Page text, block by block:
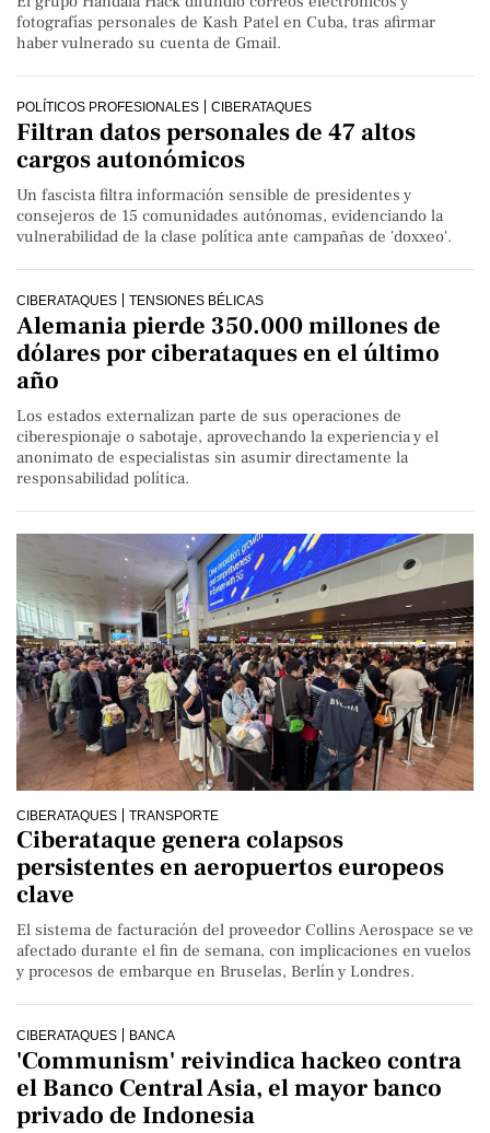
fotografías personales de Kash Patel en Cuba, tras afirmar
haber vulnerado su cuenta de Gmail.
POLÍTICOS PROFESIONALES CIBERATAQUES
Filtran datos personales de 47 altos
cargos autonómicos
Un fascista filtra información sensible de presidentes y
consejeros de 15 comunidades autónomas, evidenciando la
vulnerabilidad de la clase política ante campañas de 'doxxeo'.
CIBERATAQUES TENSIONES BÉLICAS
Alemania pierde 350.000 millones de
dólares por ciberataques en el último
año
Los estados externalizan parte de sus operaciones de
ciberespionaje o sabotaje, aprovechando la experiencia y el
anonimato de especialistas sin asumir directamente la
responsabilidad política.
CIBERATAQUES TRANSPORTE
Ciberataque genera colapsos
persistentes en aeropuertos europeos
clave
El sistema de facturación del proveedor Collins Aerospace se ve
afectado durante el fin de semana, con implicaciones en vuelos
y procesos de embarque en Bruselas, Berlín y Londres.
CIBERATAQUES BANCA
'Communism' reivindica hackeo contra
el Banco Central Asia, el mayor banco
privado de Indonesia